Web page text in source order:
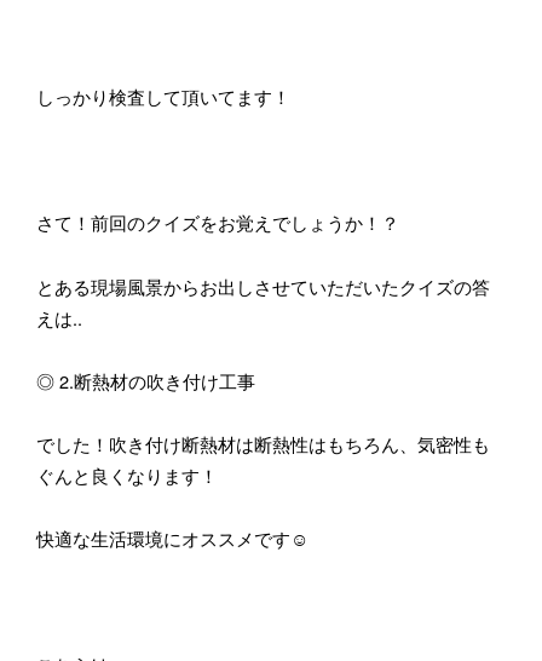
しっかり検査して頂いてます！
さて！前回のクイズをお覚えでしょうか！？
とある現場風景からお出しさせていただいたクイズの答
えは..
◎ 2.断熱材の吹き付け工事
でした！吹き付け断熱材は断熱性はもちろん、気密性も
ぐんと良くなります！
快適な生活環境にオススメです☺